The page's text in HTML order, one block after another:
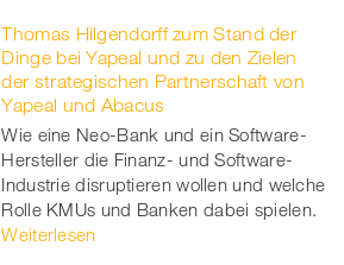
Thomas Hilgendorff zum Stand der
Dinge bei Yapeal und zu den Zielen
der strategischen Partnerschaft von
Yapeal und Abacus
Wie eine Neo-Bank und ein Software-
Hersteller die Finanz- und Software-
Industrie disruptieren wollen und welche
Rolle KMUs und Banken dabei spielen.
Weiterlesen